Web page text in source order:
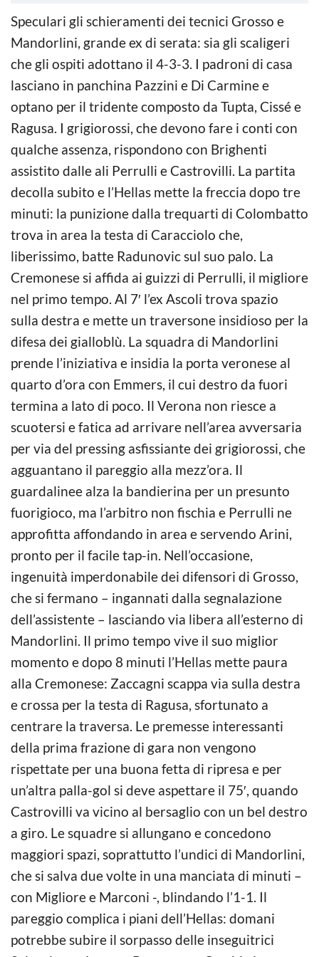
Speculari gli schieramenti dei tecnici Grosso e
Mandorlini, grande ex di serata: sia gli scaligeri
che gli ospiti adottano il 4-3-3. I padroni di casa
lasciano in panchina Pazzini e Di Carmine e
optano per il tridente composto da Tupta, Cissé e
Ragusa. I grigiorossi, che devono fare i conti con
qualche assenza, rispondono con Brighenti
assistito dalle ali Perrulli e Castrovilli. La partita
decolla subito e l’Hellas mette la freccia dopo tre
minuti: la punizione dalla trequarti di Colombatto
trova in area la testa di Caracciolo che,
liberissimo, batte Radunovic sul suo palo. La
Cremonese si affida ai guizzi di Perrulli, il migliore
nel primo tempo. Al 7′ l’ex Ascoli trova spazio
sulla destra e mette un traversone insidioso per la
difesa dei gialloblù. La squadra di Mandorlini
prende l’iniziativa e insidia la porta veronese al
quarto d’ora con Emmers, il cui destro da fuori
termina a lato di poco. Il Verona non riesce a
scuotersi e fatica ad arrivare nell’area avversaria
per via del pressing asfissiante dei grigiorossi, che
agguantano il pareggio alla mezz’ora. Il
guardalinee alza la bandierina per un presunto
fuorigioco, ma l’arbitro non fischia e Perrulli ne
approfitta affondando in area e servendo Arini,
pronto per il facile tap-in. Nell’occasione,
ingenuità imperdonabile dei difensori di Grosso,
che si fermano – ingannati dalla segnalazione
dell’assistente – lasciando via libera all’esterno di
Mandorlini. Il primo tempo vive il suo miglior
momento e dopo 8 minuti l’Hellas mette paura
alla Cremonese: Zaccagni scappa via sulla destra
e crossa per la testa di Ragusa, sfortunato a
centrare la traversa. Le premesse interessanti
della prima frazione di gara non vengono
rispettate per una buona fetta di ripresa e per
un’altra palla-gol si deve aspettare il 75′, quando
Castrovilli va vicino al bersaglio con un bel destro
a giro. Le squadre si allungano e concedono
maggiori spazi, soprattutto l’undici di Mandorlini,
che si salva due volte in una manciata di minuti –
con Migliore e Marconi -, blindando l’1-1. Il
pareggio complica i piani dell’Hellas: domani
potrebbe subire il sorpasso delle inseguitrici